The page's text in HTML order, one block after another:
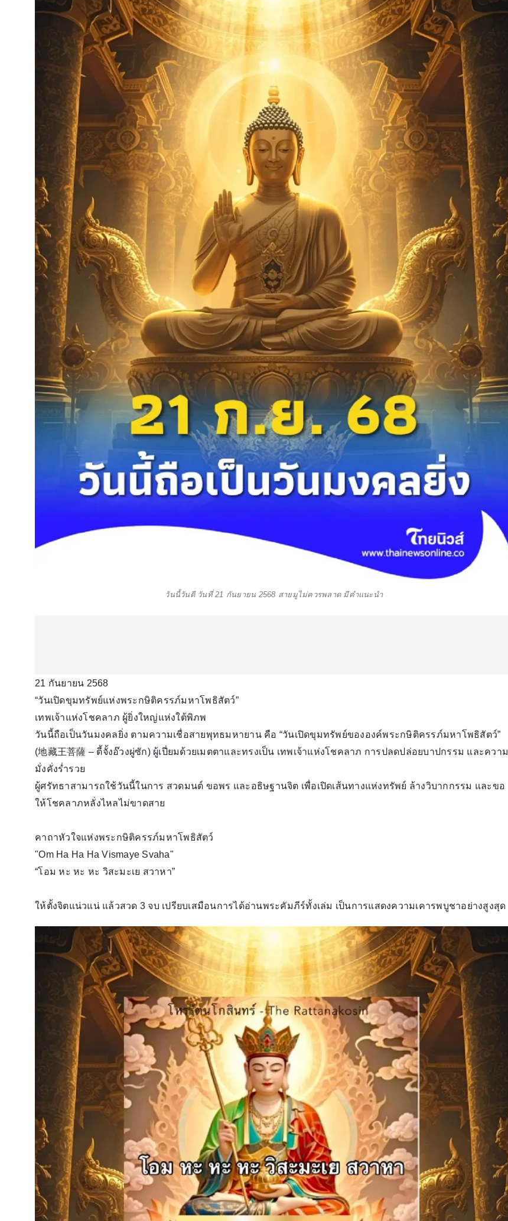
วันนี้วันดี วันที่ 21 กันยายน 2568 สายมูไม่ควรพลาด มีคำแนะนำ
21 กันยายน 2568
“วันเปิดขุมทรัพย์แห่งพระกษิติครรภ์มหาโพธิสัตว์”
เทพเจ้าแห่งโชคลาภ ผู้ยิ่งใหญ่แห่งใต้พิภพ
วันนี้ถือเป็นวันมงคลยิ่ง ตามความเชื่อสายพุทธมหายาน คือ “วันเปิดขุมทรัพย์ขององค์พระกษิติครรภ์มหาโพธิสัตว์”
(地藏王菩薩 – ตี้จั้งอ๊วงผู่ซัก) ผู้เปี่ยมด้วยเมตตาและทรงเป็น เทพเจ้าแห่งโชคลาภ การปลดปล่อยบาปกรรม และความ
มั่งคั่งร่ำรวย
ผู้ศรัทธาสามารถใช้วันนี้ในการ สวดมนต์ ขอพร และอธิษฐานจิต เพื่อเปิดเส้นทางแห่งทรัพย์ ล้างวิบากกรรม และขอ
ให้โชคลาภหลั่งไหลไม่ขาดสาย
คาถาหัวใจแห่งพระกษิติครรภ์มหาโพธิสัตว์
"Om Ha Ha Ha Vismaye Svaha"
“โอม หะ หะ หะ วิสะมะเย สวาหา”
ให้ตั้งจิตแน่วแน่ แล้วสวด 3 จบ เปรียบเสมือนการได้อ่านพระคัมภีร์ทั้งเล่ม เป็นการแสดงความเคารพบูชาอย่างสูงสุด